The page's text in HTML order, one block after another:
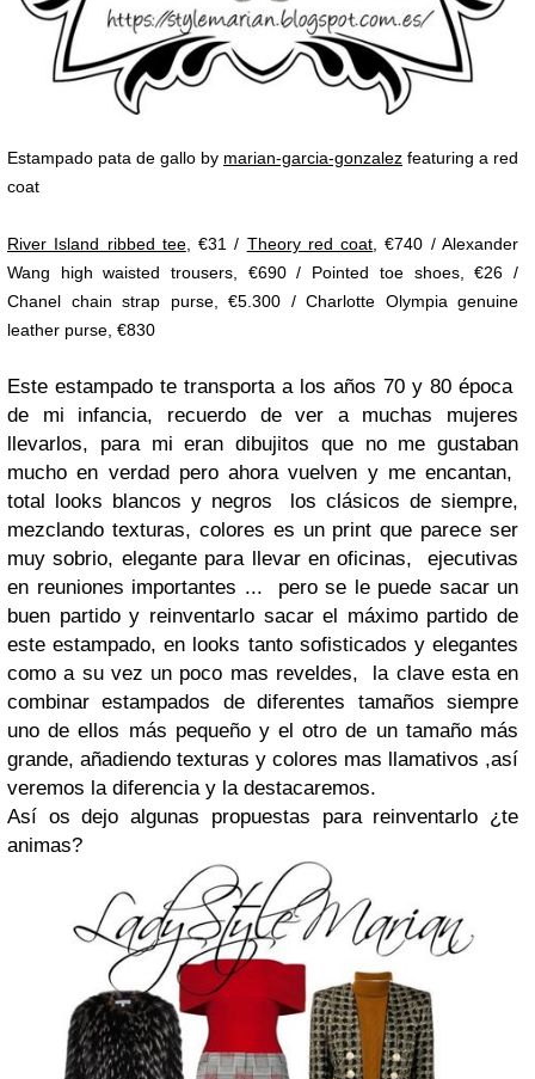
Estampado pata de gallo by marian-garcia-gonzalez featuring a red
coat
River Island ribbed tee, €31 / Theory red coat , €740 / Alexander
Wang high waisted trousers, €690 / Pointed toe shoes, €26 /
Chanel chain strap purse, €5.300 / Charlotte Olympia genuine
leather purse, €830
Este estampado te transporta a los años 70 y 80 época
de mi infancia, recuerdo de ver a muchas mujeres
llevarlos, para mi eran dibujitos que no me gustaban
mucho en verdad pero ahora vuelven y me encantan,
total looks blancos y negros los clásicos de siempre,
mezclando texturas, colores es un print que parece ser
muy sobrio, elegante para llevar en oficinas, ejecutivas
en reuniones importantes ... pero se le puede sacar un
buen partido y reinventarlo sacar el máximo partido de
este estampado, en looks tanto sofisticados y elegantes
como a su vez un poco mas reveldes, la clave esta en
combinar estampados de diferentes tamaños siempre
uno de ellos más pequeño y el otro de un tamaño más
grande, añadiendo texturas y colores mas llamativos ,así
veremos la diferencia y la destacaremos.
Así os dejo algunas propuestas para reinventarlo ¿te
animas?